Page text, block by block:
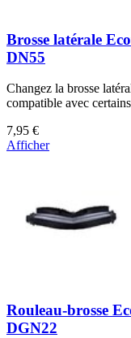
Brosse latérale
DN55
Changez la brosse
compatible avec
7,95 €
Afficher
Rouleau-brosse
DGN22